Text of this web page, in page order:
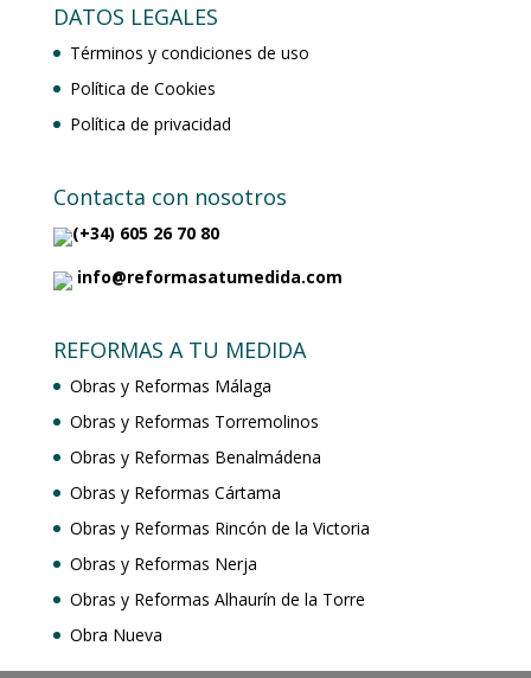
DATOS LEGALES
Términos y condiciones de uso
Política de Cookies
Política de privacidad
Contacta con nosotros
(+34) 605 26 70 80
info@reformasatumedida.com
REFORMAS A TU MEDIDA
Obras y Reformas Málaga
Obras y Reformas Torremolinos
Obras y Reformas Benalmádena
Obras y Reformas Cártama
Obras y Reformas Rincón de la Victoria
Obras y Reformas Nerja
Obras y Reformas Alhaurín de la Torre
Obra Nueva